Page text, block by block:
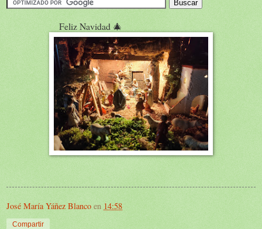
Feliz Navidad 🎄
José María Yáñez Blanco en 14:58
Compartir